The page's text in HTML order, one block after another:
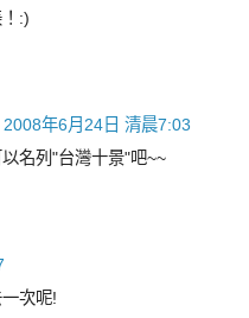
:)
2008年6月24日 清晨7:03
名列"台灣十景"吧~~
次呢!